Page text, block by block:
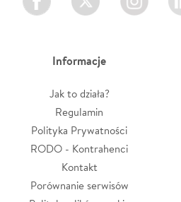
Informacje
Jak to działa?
Regulamin
Polityka Prywatności
RODO - Kontrahenci
Kontakt
Porównanie serwisów